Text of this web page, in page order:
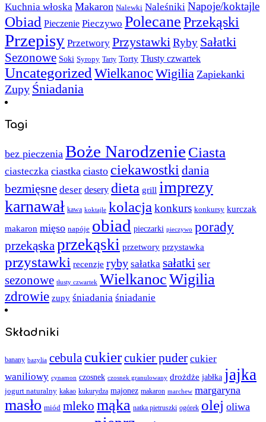
Kuchnia włoska Makaron Nalewki Naleśniki Napoje/koktajle
Obiad Pieczenie Pieczywo PolecanePrzekąski
Przepisy Przetwory PrzystawkiRyby Sałatki
Sezonowe Soki Syropy Tarty Torty Tłusty czwartek
UncategorizedWielkanocWigilia Zapiekanki
Zupy Śniadania
Tagi
bez pieczenia Boże Narodzenie Ciasta
ciasteczka ciastka ciasto ciekawostki dania
bezmięsne deser desery dieta grill imprezy
karnawał kawa koktajle kolacja konkurs konkursy kurczak
makaron mięso napóje obiad pieczarki pieczywo porady
przekąskaprzekąski przetwory przystawka
przystawki recenzje ryby sałatka sałatki ser
sezonowe tłusty czwartek WielkanocWigilia
zdrowie zupy śniadania śniadanie
Składniki
banany bazylia cebula cukiercukier puder cukier
waniliowy cynamon czosnek czosnek granulowany drożdże jabłka jajka
jogurt naturalny kakao kukurydza majonez makaron marchew margaryna
masło miód mleko mąka natka pietruszki ogórek olej oliwa